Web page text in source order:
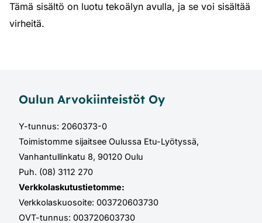
Tämä sisältö on luotu tekoälyn avulla, ja se voi sisältää
virheitä.
Oulun Arvokiinteistöt Oy
Y-tunnus: 2060373-0
Toimistomme sijaitsee Oulussa Etu-Lyötyssä,
Vanhantullinkatu 8, 90120 Oulu
Puh. (08) 3112 270
Verkkolaskutustietomme:
Verkkolaskuosoite: 003720603730
OVT-tunnus: 003720603730